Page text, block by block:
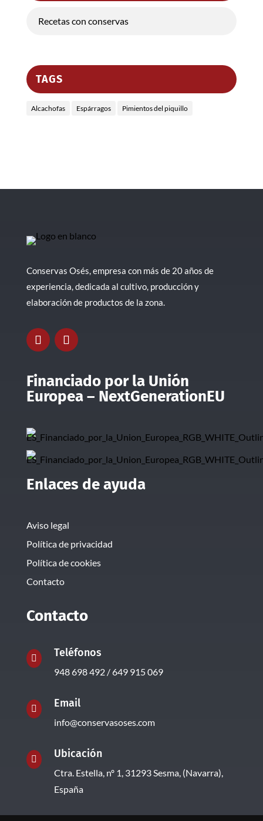
Recetas con conservas
TAGS
Alcachofas Espárragos Pimientos del piquillo
Conservas Osés, empresa con más de 20 años de
experiencia, dedicada al cultivo, producción y
elaboración de productos de la zona.
Financiado por la Unión
Europea – NextGenerationEU
Enlaces de ayuda
Aviso legal
Política de privacidad
Política de cookies
Contacto
Contacto
 Teléfonos
948 698 492 / 649 915 069
 Email
info@conservasoses.com
 Ubicación
Ctra. Estella, nº 1, 31293 Sesma, (Navarra),
España